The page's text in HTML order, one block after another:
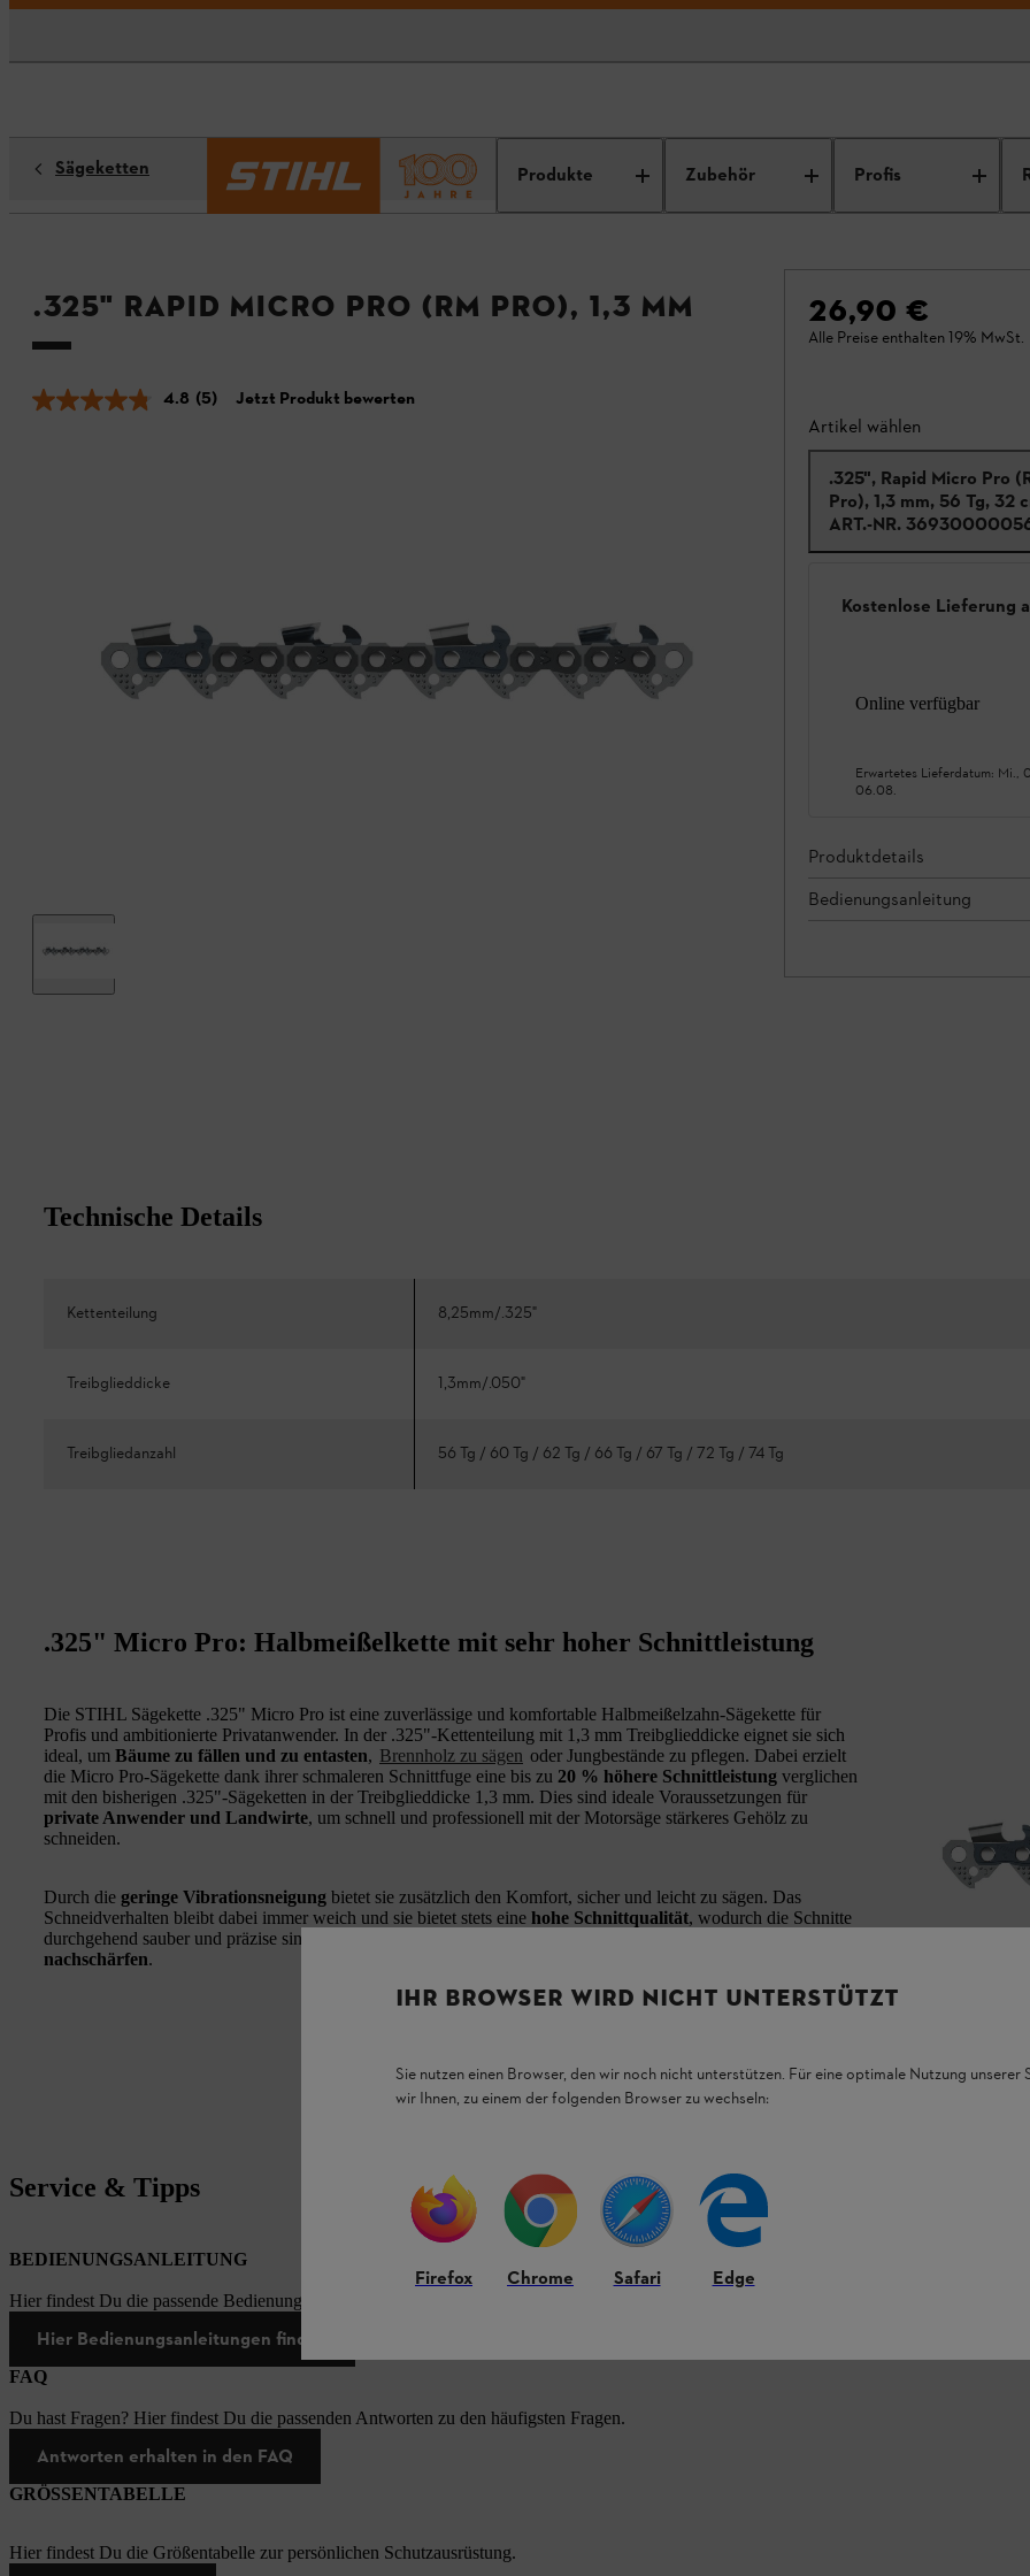
Produkte Zubehör Profis
Sägeketten
.325" Rapid Micro Pro (RM Pro), 1,3 mm
4.8 (5) Jetzt Produkt bewerten
26,90 €
Alle Preise enthalten 19% MwSt.
Artikel wählen
.325", Rapid Micro Pro
Pro), 1,3 mm, 56
ART.-NR.
Kostenlose Lieferung
Online verfügbar
Erwartetes Lieferdatum: Mi.,
06.08.
Produktdetails
Bedienungsanleitung
Technische Details
Kettenteilung 8,25mm/.325"
Treibglieddicke 1,3mm/.050"
Treibgliedanzahl 56 Tg / 60 Tg / 62 Tg / 66 Tg / 67 Tg / 72 Tg / 74 Tg
.325" Micro Pro: Halbmeißelkette mit sehr hoher Schnittleistung
Die STIHL Sägekette .325" Micro Pro ist eine zuverlässige und komfortable Halbmeißelzahn-Sägekette für
Profis und ambitionierte Privatanwender. In der .325"-Kettenteilung mit 1,3 mm Treibglieddicke eignet sie sich
ideal, um Bäume zu fällen und zu entasten, Brennholz zu sägen oder Jungbestände zu pflegen. Dabei erzielt
die Micro Pro-Sägekette dank ihrer schmaleren Schnittfuge eine bis zu 20 % höhere Schnittleistung verglichen
mit den bisherigen .325"-Sägeketten in der Treibglieddicke 1,3 mm. Dies sind ideale Voraussetzungen für
private Anwender und Landwirte, um schnell und professionell mit der Motorsäge stärkeres Gehölz zu
schneiden.
Durch die geringe Vibrationsneigung bietet sie zusätzlich den Komfort, sicher und leicht zu sägen. Das
Schneidverhalten bleibt dabei immer weich und sie bietet stets eine hohe Schnittqualität, wodurch die Schnitte
durchgehend sauber und präzise sind. Die Hochleistungs-Sägekette können auch private Anwender
nachschärfen.
Service & Tipps
BEDIENUNGSANLEITUNG
Hier findest Du die passende Bedienungsanleitungen zu unseren STIHL Produkten.
Hier Bedienungsanleitungen finden
FAQ
Du hast Fragen? Hier findest Du die passenden Antworten zu den häufigsten Fragen.
Antworten erhalten in den FAQ
GRÖSSENTABELLE
Hier findest Du die Größentabelle zur persönlichen Schutzausrüstung.
IHR BROWSER WIRD NICHT UNTERSTÜTZT
Sie nutzen einen Browser, den wir noch nicht unterstützen. Für eine optimale Nutzung unserer
wir Ihnen, zu einem der folgenden Browser zu wechseln:
Firefox Chrome Safari Edge